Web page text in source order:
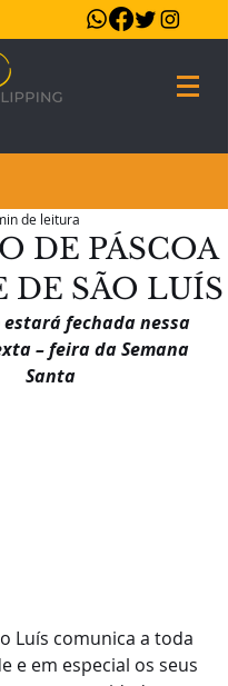
DE PÁSCOA
DE SÃO LUÍS
de leitura
fechada nessa
– feira da Semana
Santa
Luís comunica a toda
e em especial os seus